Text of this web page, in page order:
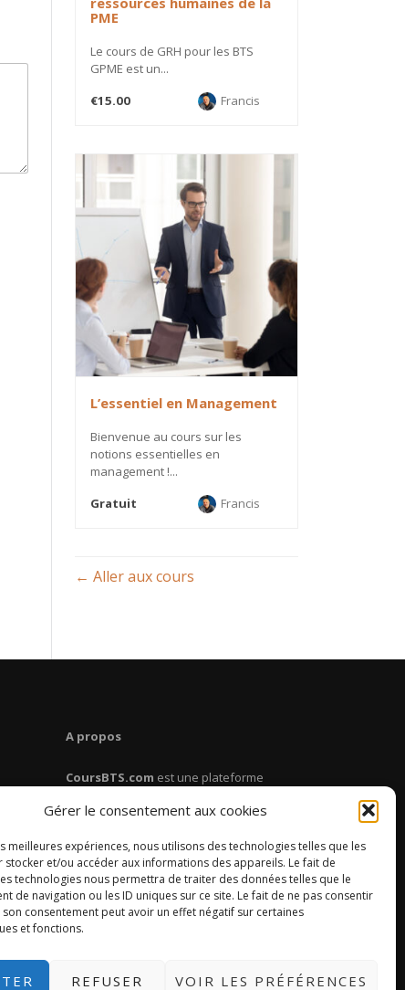
Gérer le consentement aux cookies
meilleures expériences, nous utilisons des technologies telles que les
stocker et/ou accéder aux informations des appareils. Le fait de
technologies nous permettra de traiter des données telles que le
de navigation ou les ID uniques sur ce site. Le fait de ne pas consentir
consentement peut avoir un effet négatif sur certaines
et fonctions.
REFUSER VOIR LES PRÉFÉRENCES
PME
Le cours de GRH pour les BTS
GPME est un...
€15.00
Francis
L’essentiel en Management
Bienvenue au cours sur les
notions essentielles en
management !...
Gratuit
Francis
Aller aux cours
A propos
CoursBTS.com est une plateforme
des cours, des fiches de révision, des